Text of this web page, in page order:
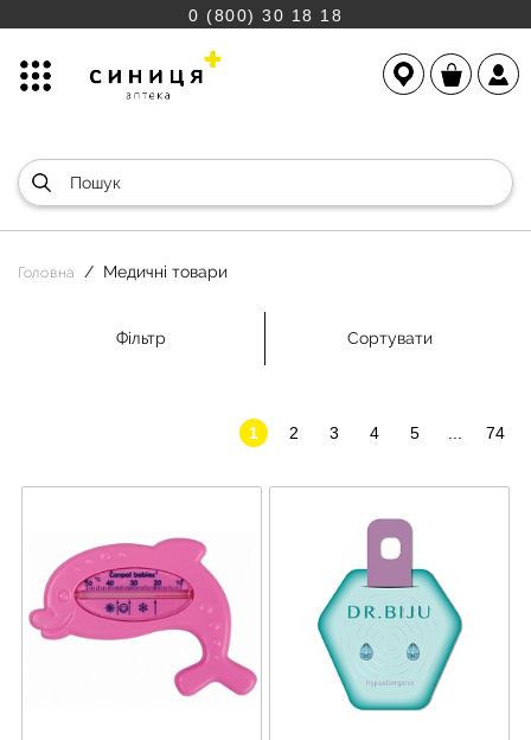
0 (800) 30 18 18
Головна Медичні товари
Фільтр Сортувати
1 2 3 4 5 74